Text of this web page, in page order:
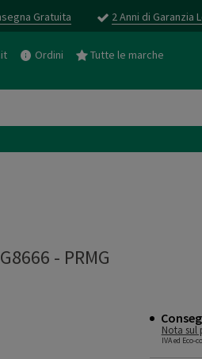
Gratuita 2 Anni di Garanzia
Ordini Tutte le marche
- PRMG
Nota sul
IVA ed